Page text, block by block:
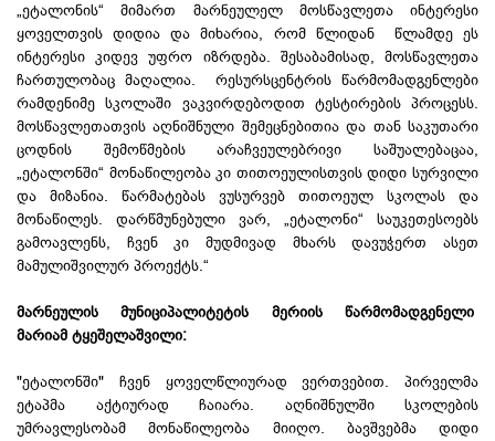
„ეტალონის“ მიმართ მარნეულელ მოსწავლეთა ინტერესი
ყოველთვის დიდია და მიხარია, რომ წლიდან წლამდე ეს
ინტერესი კიდევ უფრო იზრდება. შესაბამისად, მოსწავლეთა
ჩართულობაც მაღალია. რესურსცენტრის წარმომადგენლები
რამდენიმე სკოლაში ვაკვირდებოდით ტესტირების პროცესს.
მოსწავლეთათვის აღნიშნული შემეცნებითია და თან საკუთარი
ცოდნის შემოწმების არაჩვეულებრივი საშუალებაცაა,
„ეტალონში“ მონაწილეობა კი თითოეულისთვის დიდი სურვილი
და მიზანია. წარმატებას ვუსურვებ თითოეულ სკოლას და
მონაწილეს. დარწმუნებული ვარ, „ეტალონი“ საუკეთესოებს
გამოავლენს, ჩვენ კი მუდმივად მხარს დავუჭერთ ასეთ
მამულიშვილურ პროექტს.“
მარნეულის მუნიციპალიტეტის მერიის წარმომადგენელი
მარიამ ტყეშელაშვილი:
"ეტალონში" ჩვენ ყოველწლიურად ვერთვებით. პირველმა
ეტაპმა აქტიურად ჩაიარა. აღნიშნულში სკოლების
უმრავლესობამ მონაწილეობა მიიღო. ბავშვებმა დიდი